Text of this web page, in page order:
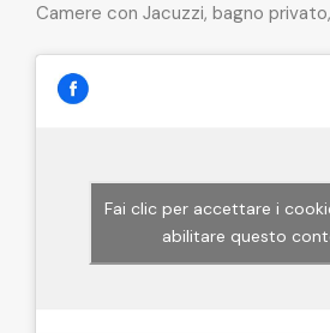
Camere con Jacuzzi, bagno
Fai clic per accettare i
abilitare questo